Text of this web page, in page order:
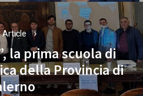
Article
Next
post:
la prima scuola di
della Provincia di